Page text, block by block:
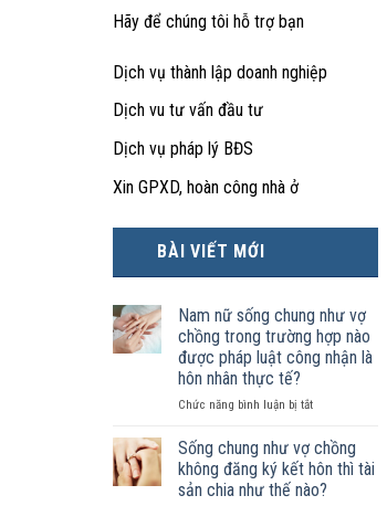
Hãy để chúng tôi hỗ trợ bạn
Dịch vụ thành lập doanh nghiệp
Dịch vu tư vấn đầu tư
Dịch vụ pháp lý BĐS
Xin GPXD, hoàn công nhà ở
BÀI VIẾT MỚI
Nam nữ sống chung như vợ
chồng trong trường hợp nào
được pháp luật công nhận là
hôn nhân thực tế?
Chức năng bình luận bị tắtở
nữ
sống
chung
như
Sống chung như vợ chồng
không đăng ký kết hôn thì tài
sản chia như thế nào?